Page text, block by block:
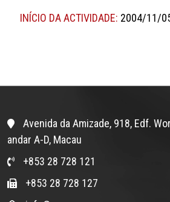
INÍCIO DA ACTIVIDADE: 2004/11/
Avenida da Amizade, 918, Edf.
andar A-D, Macau
+853 28 728 121
+853 28 728 127